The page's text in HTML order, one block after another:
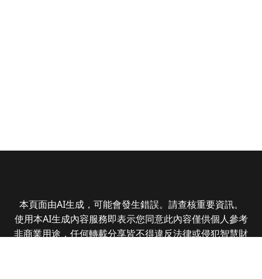
本頁面由AI生成，可能會發生錯誤。請查核重要資訊。
使用本AI生成內容服務即表示您同意此內容僅供個人參考
非商業用途，任何轉載分享皆不得違反法律或侵犯智慧財